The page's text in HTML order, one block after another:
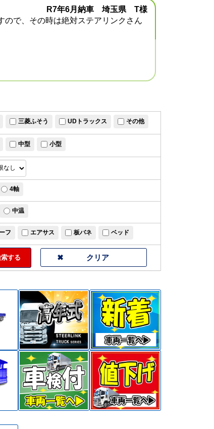
R7年6月納車 埼玉県 T様
ので、その時は絶対ステアリンクさん
中型 小型
する
三菱ふそう UDトラックス その他
4軸
中温
フ エアサス 板バネ ベッド